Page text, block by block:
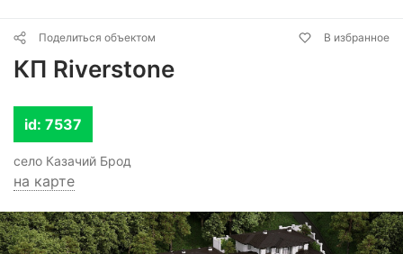
Поделиться объектом В избранное
КП Riverstone
id: 7537
село Казачий Брод
на карте